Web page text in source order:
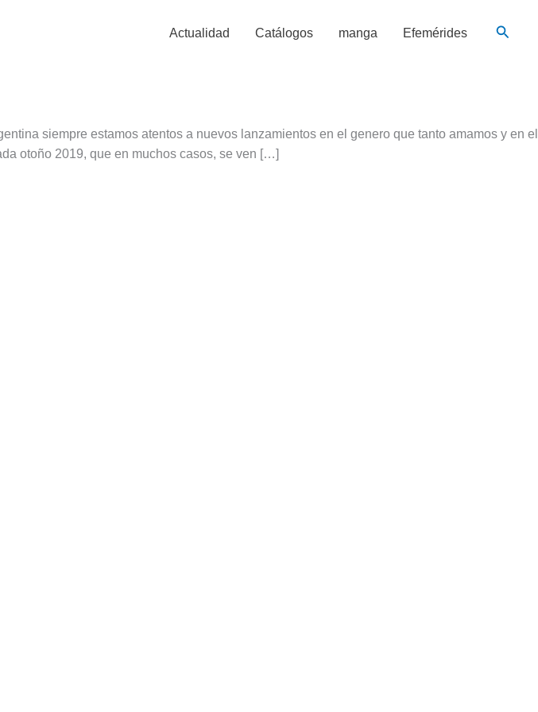
Actualidad Catálogos manga Efemérides
siempre estamos atentos a nuevos lanzamientos en el genero que tanto amamos y en el
otoño 2019, que en muchos casos, se ven […]